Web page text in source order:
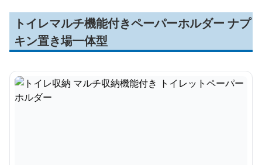
トイレマルチ機能付きペーパーホルダー ナプ
キン置き場一体型